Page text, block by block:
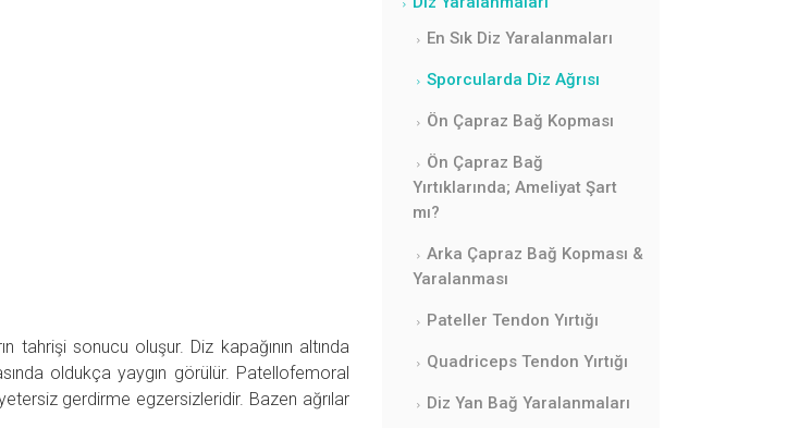
sonucu oluşur. Diz kapağının altında
oldukça yaygın görülür. Patellofemoral
gerdirme egzersizleridir. Bazen ağrılar
En Sık Diz Yaralanmaları
Sporcularda Diz Ağrısı
Ön Çapraz Bağ Kopması
Ön Çapraz Bağ
Yırtıklarında; Ameliyat Şart
mı?
Arka Çapraz Bağ Kopması &
Yaralanması
Pateller Tendon Yırtığı
Quadriceps Tendon Yırtığı
Diz Yan Bağ Yaralanmaları